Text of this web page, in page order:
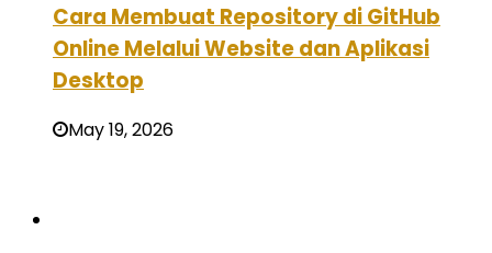
Cara Membuat Repository di GitHub
Online Melalui Website dan Aplikasi
Desktop
May 19, 2026